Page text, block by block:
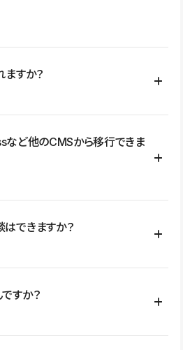
すか？
スサイト、LP、採用サイト、ブロ
ト、店舗・商品紹介サイト、ポートフ
す。
など他のCMSから移行できま
ンテンツ、URLを整理したうえで、
行できます。 WordPressの場合は、
そのまま移行されるわけではないた
ザイン、CMS設計、URL・リダイレク
できますか？
サイトや、複数部門での運用、権限管
システムとの連携など、個別の要件が
すか？